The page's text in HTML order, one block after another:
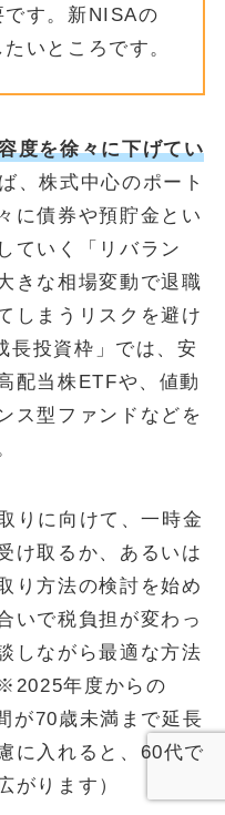
す。新NISAの
いところです。
度を徐々に下げてい
、株式中心のポート
に債券や預貯金とい
ていく「リバラン
きな相場変動で退職
しまうリスクを避け
長投資枠」では、安
配当株ETFや、値動
ス型ファンドなどを
りに向けて、一時金
け取るか、あるいは
り方法の検討を始め
いで税負担が変わっ
しながら最適な方法
年度からの
が70歳未満まで延長
に入れると、60代で
がります）